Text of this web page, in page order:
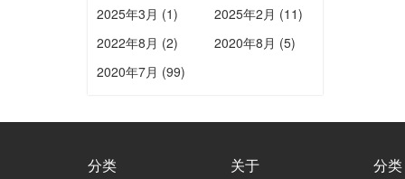
2025年3月 (1)
2025年2月 (11)
2022年8月 (2)
2020年8月 (5)
2020年7月 (99)
分类 关于 分类